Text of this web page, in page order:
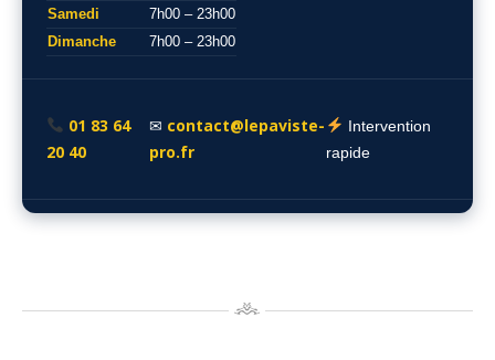
Samedi
7h00 – 23h00
Dimanche
7h00 – 23h00
01 83 64
20 40
✉ contact@lepaviste-
pro.fr
Intervention
rapide